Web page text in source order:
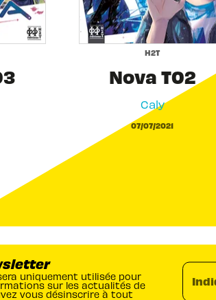
H2T
Nova T02
Caly
07/07/2021
uniquement utilisée pour
sur les actualités de
vous désinscrire à tout